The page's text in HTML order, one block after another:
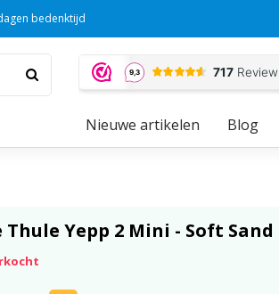
bedenktijd
Blog
Nieuwe artikelen
Yepp 2 Mini - Soft Sand